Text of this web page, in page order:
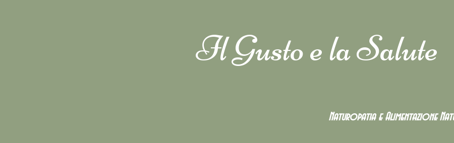
Il Gusto e la Salute
Naturopatia e Alimentazione